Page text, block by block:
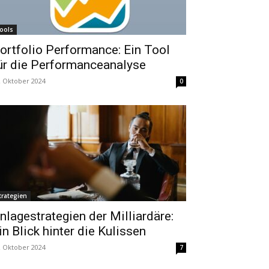
Performance: Ein Tool
die Performanceanalyse
Oktober 2024 0
der Milliardäre:
Blick hinter die Kulissen
Oktober 2024 7